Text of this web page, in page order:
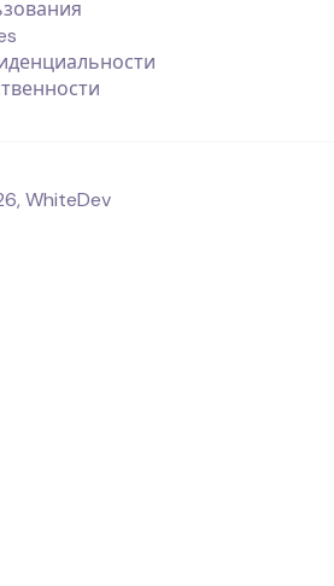
, WhiteDev